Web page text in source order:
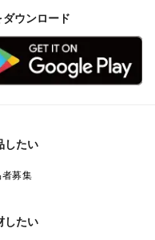
ウンロード
したい
者募集
したい